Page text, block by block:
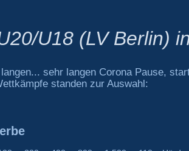
U18 (LV Berlin)
langen... sehr langen Corona Pause,
standen zur Auswahl: